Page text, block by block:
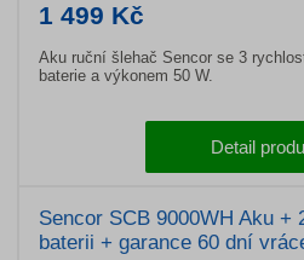
1 499 Kč
Aku ruční šlehač Sencor se 3
baterie a výkonem 50 W.
Detail
Sencor SCB 9000WH Aku +
baterii + garance 60 dní